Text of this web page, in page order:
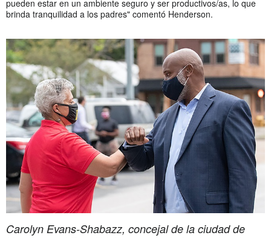
pueden estar en un ambiente seguro y ser productivos/as, lo que
brinda tranquilidad a los padres" comentó Henderson.
Carolyn Evans-Shabazz, concejal de la ciudad de